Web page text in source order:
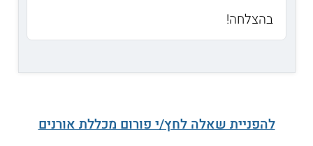
בהצלחה!
להפניית שאלה לחץ/י פורום מכללת אורנים